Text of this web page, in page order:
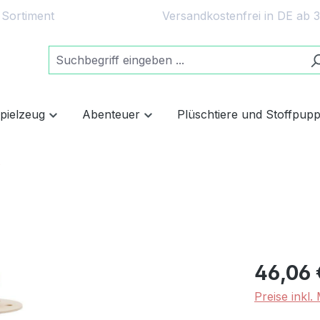
Versandkostenfrei in DE ab
Abenteuer Plüschtiere und
46,06
Preise inkl.